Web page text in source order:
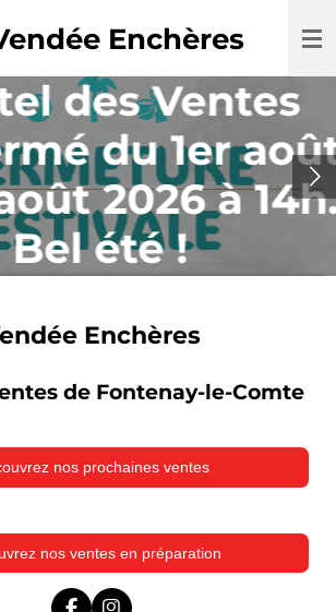
Enchères
des Ventes
du 1er août
2026 à 14h.
Bel été !
Enchères
de Fontenay-le-Comte
nos prochaines ventes
nos ventes en préparation